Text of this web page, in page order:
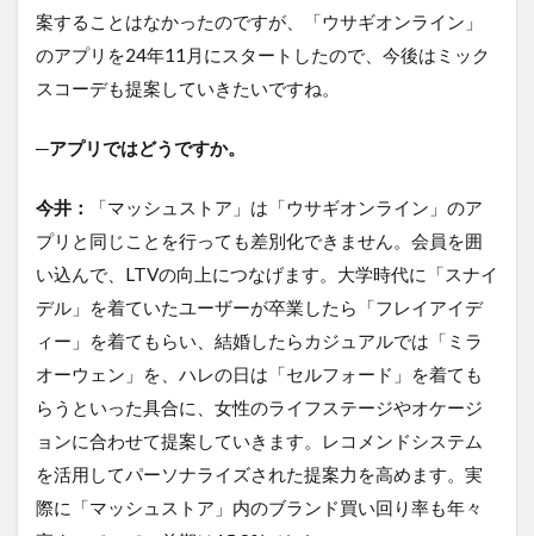
案することはなかったのですが、「ウサギオンライン」
のアプリを24年11月にスタートしたので、今後はミック
スコーデも提案していきたいですね。
─アプリではどうですか。
今井：
「マッシュストア」は「ウサギオンライン」のア
プリと同じことを行っても差別化できません。会員を囲
い込んで、LTVの向上につなげます。大学時代に「スナイ
デル」を着ていたユーザーが卒業したら「フレイアイデ
ィー」を着てもらい、結婚したらカジュアルでは「ミラ
オーウェン」を、ハレの日は「セルフォード」を着ても
らうといった具合に、女性のライフステージやオケージ
ョンに合わせて提案していきます。レコメンドシステム
を活用してパーソナライズされた提案力を高めます。実
際に「マッシュストア」内のブランド買い回り率も年々